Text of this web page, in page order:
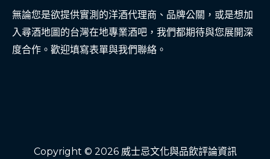
無論您是欲提供實測的洋酒代理商、品牌公關，或是想加
入尋酒地圖的台灣在地專業酒吧，我們都期待與您展開深
度合作。歡迎填寫表單與我們聯絡。
Copyright © 2026 威士忌文化與品飲評論資訊